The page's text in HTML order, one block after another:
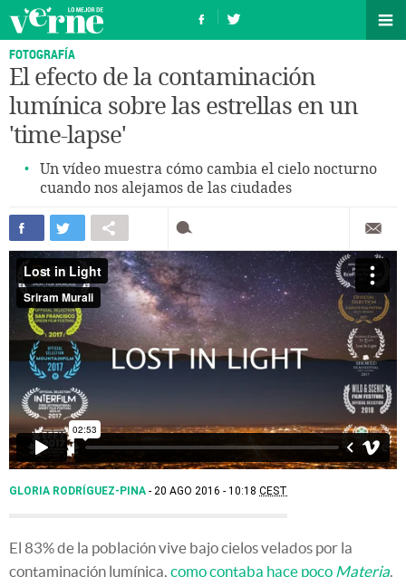
FOTOGRAFÍA
El efecto de la contaminación
lumínica sobre las estrellas en un
'time-lapse'
Un vídeo muestra cómo cambia el cielo nocturno
cuando nos alejamos de las ciudades
GLORIA RODRÍGUEZ-PINA 20 AGO 2016 - 10:18 CEST
El 83% de la población vive bajo cielos velados por la
contaminación lumínica, como contaba hace poco Materia